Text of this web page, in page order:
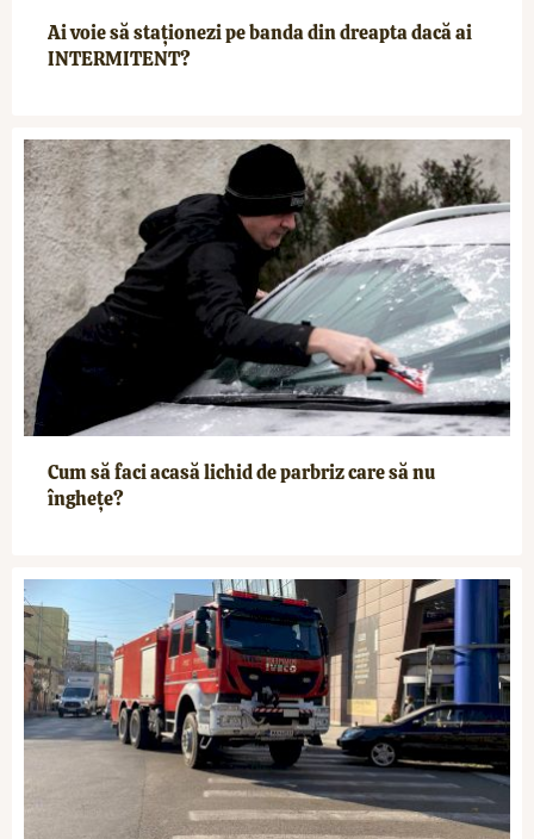
Ai voie să staționezi pe banda din dreapta dacă ai
INTERMITENT?
Cum să faci acasă lichid de parbriz care să nu
înghețe?